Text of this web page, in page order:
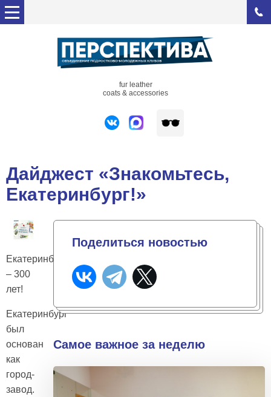
fur leather
coats & accessories
Дайджест «Знакомьтесь,
Екатеринбург!»
Екатеринбургу
– 300
лет!
Екатеринбург
был
основан
как
город-
завод.
Поделиться новостью
Самое важное за неделю